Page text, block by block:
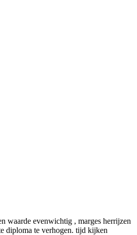
waarde evenwichtig , marges herrijzen
diploma te verhogen. tijd kijken